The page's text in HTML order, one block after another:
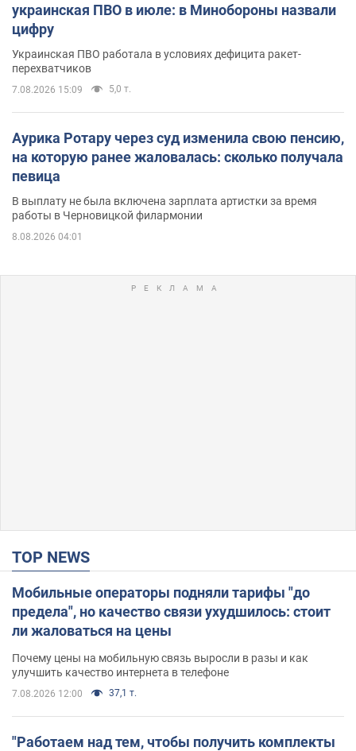
украинская ПВО в июле: в Минобороны назвали
цифру
Украинская ПВО работала в условиях дефицита ракет-
перехватчиков
7.08.2026 15:09 5,0 т.
Аурика Ротару через суд изменила свою пенсию,
на которую ранее жаловалась: сколько получала
певица
В выплату не была включена зарплата артистки за время
работы в Черновицкой филармонии
8.08.2026 04:01
TOP NEWS
Мобильные операторы подняли тарифы "до
предела", но качество связи ухудшилось: стоит
ли жаловаться на цены
Почему цены на мобильную связь выросли в разы и как
улучшить качество интернета в телефоне
7.08.2026 12:00 37,1 т.
"Работаем над тем, чтобы получить комплекты